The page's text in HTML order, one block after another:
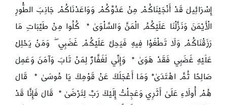
إِسْرَائِيلَ قَدْ أَنْجَيْنَاكُمْ مِنْ عَدُوِّكُمْ وَوَاعَدْنَاكُمْ جَانِبَ الطُّورِ
الْأَيْمَنَ وَنَزَّلْنَا عَلَيْكُمُ الْمَنَّ وَالسَّلْوَىٰ * كُلُوا مِنْ طَيِّبَاتِ مَا
رَزَقْنَاكُمْ وَلَا تَطْغَوْا فِيهِ فَيَحِلَّ عَلَيْكُمْ غَضَبِي ۖ وَمَنْ يَحْلِلْ
عَلَيْهِ غَضَبِي فَقَدْ هَوَىٰ * وَإِنِّي لَغَفَّارٌ لِمَنْ تَابَ وَآمَنَ وَعَمِلَ
صَالِحًا ثُمَّ اهْتَدَىٰ* وَمَا أَعْجَلَكَ عَنْ قَوْمِكَ يَا مُوسَىٰ * قَالَ
هُمْ أُولَاءِ عَلَىٰ أَثَرِي وَعَجِلْتُ إِلَيْكَ رَبِّ لِتَرْضَىٰ * قَالَ فَإِنَّا قَدْ